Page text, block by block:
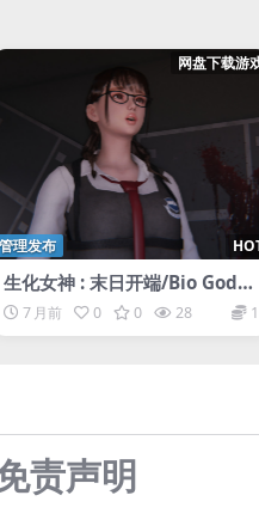
网盘下载游
管理发布
生化女神 : 末日开端/Bio Godd
ess : Doomsday Begins
7 月前 0 0 28 1
责声明